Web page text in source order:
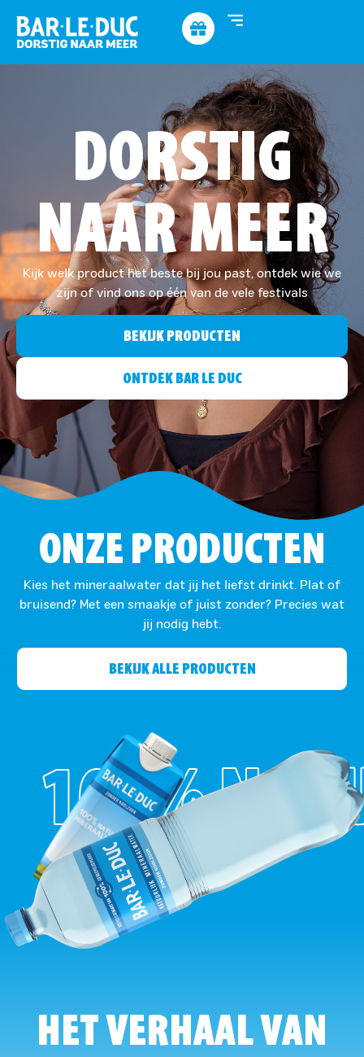
DORSTIG
NAAR MEER
Kijk welk product het beste bij jou past, ontdek wie we
zijn of vind ons op één van de vele festivals
BEKIJK PRODUCTEN
ONTDEK BAR LE DUC
ONZE PRODUCTEN
Kies het mineraalwater dat jij het liefst drinkt. Plat of
bruisend? Met een smaakje of juist zonder? Precies wat
jij nodig hebt.
BEKIJK ALLE PRODUCTEN
100%
HET VERHAAL VAN